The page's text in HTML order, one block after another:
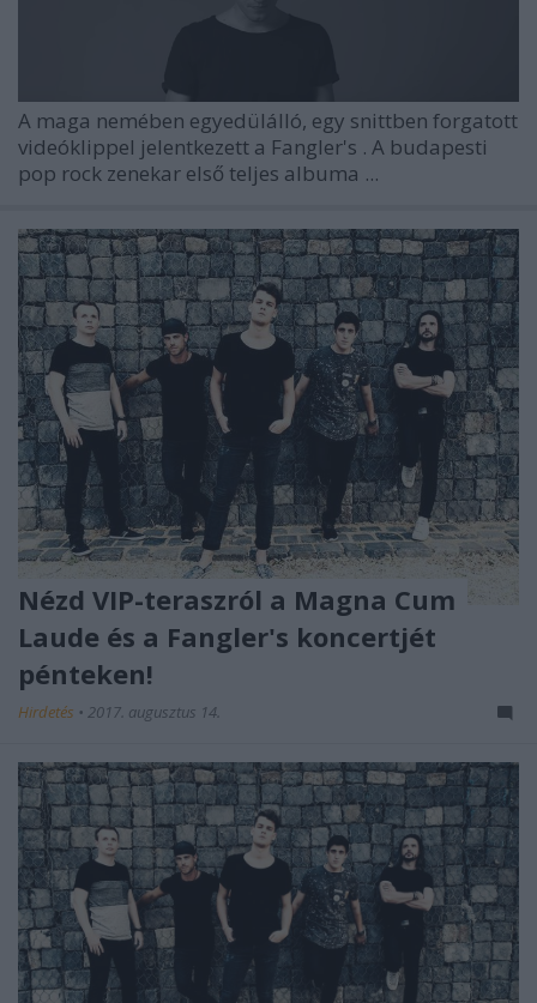
A maga nemében egyedülálló, egy snittben forgatott
videóklippel jelentkezett a Fangler's . A budapesti
pop rock zenekar első teljes albuma ...
Nézd VIP-teraszról a Magna Cum
Laude és a Fangler's koncertjét
pénteken!
Hirdetés • 2017. augusztus 14.